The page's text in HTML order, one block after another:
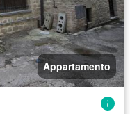
Appartamento